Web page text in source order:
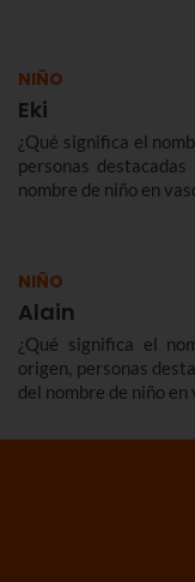
NIÑO
Eki
¿Qué significa el
personas
nombre de niño en
NIÑO
Alain
¿Qué significa el
origen, personas
del nombre de niño en